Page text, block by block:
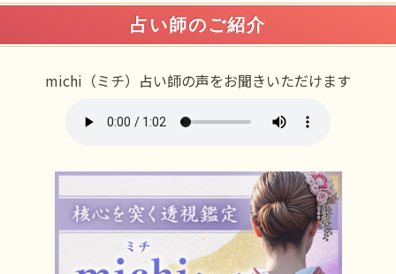
占い師のご紹介
michi（ミチ）占い師の声をお聞きいただけます